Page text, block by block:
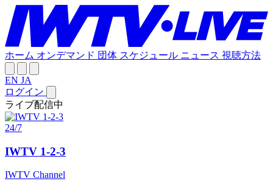
ホーム オンデマンド 団体 スケジュール ニュース 視聴方法
EN JA
ログイン
ライブ配信中
24/7
IWTV 1-2-3
IWTV Channel